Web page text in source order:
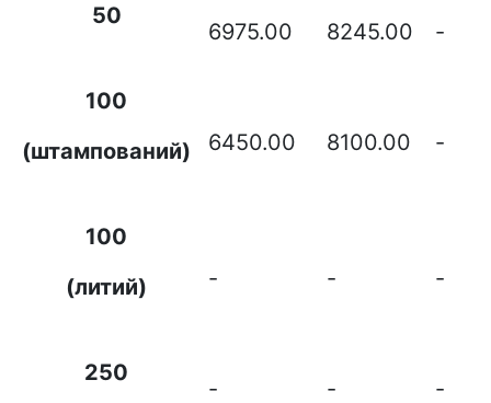
50
6975.00 8245.00 -
100
(штампований)
6450.00 8100.00 -
100
(литий)
- - -
250
- - -